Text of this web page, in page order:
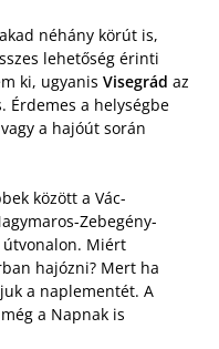
néhány körút is,
lehetőség érinti
ki, ugyanis Visegrád az
Érdemes a helységbe
a hajóút során
között a Vác-
Zebegény-
útvonalon. Miért
hajózni? Mert ha
a naplementét. A
a Napnak is